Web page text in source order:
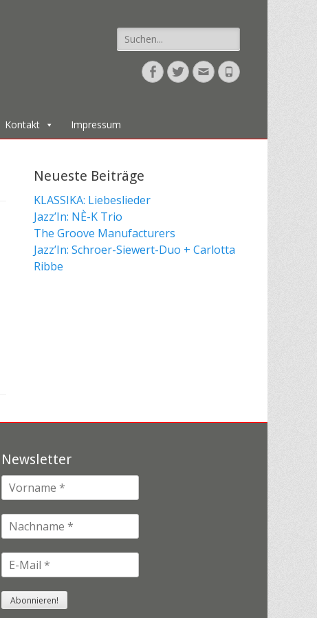
Suche
nach:
Facebook
Twitter
E-
Mail
Telefon
Kontakt Impressum
Neueste Beiträge
KLASSIKA: Liebeslieder
Jazz’In: NÈ-K Trio
The Groove Manufacturers
Jazz’In: Schroer-Siewert-Duo + Carlotta
Ribbe
Newsletter